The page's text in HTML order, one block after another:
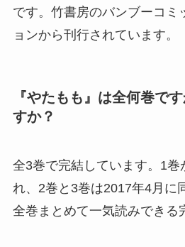
です。竹書房のバンブーコミ
ョンから刊行されています。
『やたもも』は全何巻で
すか？
全3巻で完結しています。1巻
れ、2巻と3巻は2017年4月に
全巻まとめて一気読みできる